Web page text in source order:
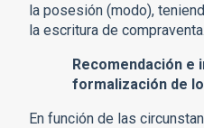
la posesión (modo),
la escritura de compraventa.
Recomendación e
formalización de
En función de las